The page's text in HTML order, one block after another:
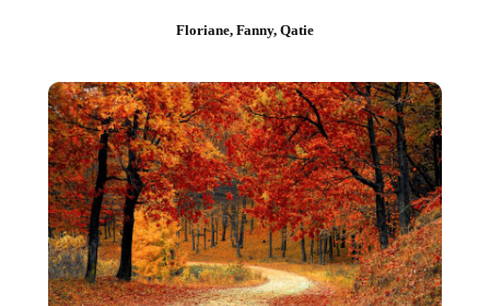
Floriane, Fanny, Qatie